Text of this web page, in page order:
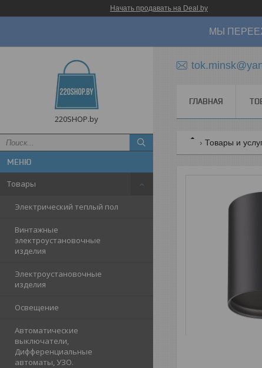
Начать продавать на Deal.by
МЫ
220SHOP.by
Товары
Электрический теплый пол
Винтажные
электроустановочные
изделия
Электроустановочные
изделия
Освещение
Автоматические
выключатели,
Дифференциальные
автоматы, УЗО.
ГЛАВНАЯ
Товары и